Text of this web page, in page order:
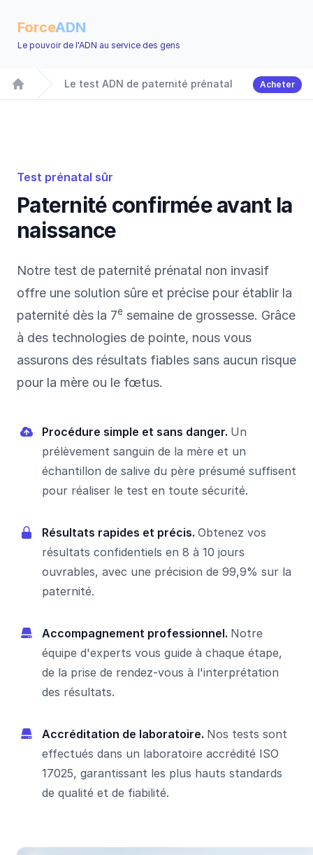
ForceADN
Le pouvoir de l'ADN au service des gens
Accueil
Le test ADN de paternité prénatal Acheter
Test prénatal sûr
Paternité confirmée avant la
naissance
Notre test de paternité prénatal non invasif
offre une solution sûre et précise pour établir la
paternité dès la 7e semaine de grossesse. Grâce
à des technologies de pointe, nous vous
assurons des résultats fiables sans aucun risque
pour la mère ou le fœtus.
Procédure simple et sans danger. Un
prélèvement sanguin de la mère et un
échantillon de salive du père présumé suffisent
pour réaliser le test en toute sécurité.
Résultats rapides et précis. Obtenez vos
résultats confidentiels en 8 à 10 jours
ouvrables, avec une précision de 99,9% sur la
paternité.
Accompagnement professionnel. Notre
équipe d'experts vous guide à chaque étape,
de la prise de rendez-vous à l'interprétation
des résultats.
Accréditation de laboratoire. Nos tests sont
effectués dans un laboratoire accrédité ISO
17025, garantissant les plus hauts standards
de qualité et de fiabilité.